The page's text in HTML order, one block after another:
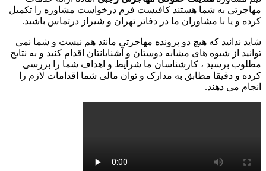
مهاجرتی به شما هستند کافیست فرم درخواست مشاوره را تکمیل
کرده و یا با مشاوران ما در دفاتر تهران و شیراز درتماس باشید.
شاید ندانید که هیچ دو پرونده مهاجرتی مانند هم نیست و شما نمی
توانید از شیوه های مشابه دوستان و آشنایانتان اقدام کنید و به نتایج
مطلوب برسید ، کارشناسان ما شرایط و اهداف شما را بررسی
کرده و دقیقا مطابق به مدارک و توان مالی شما اقدامات لازم را
انجام می دهند.